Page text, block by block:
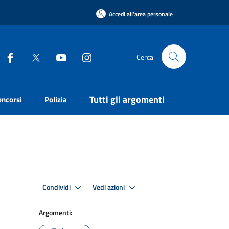
Accedi all'area personale
Cerca
Polizia Tutti gli argomenti
Condividi Vedi azioni
Argomenti: